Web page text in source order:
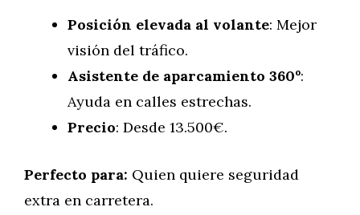
Posición elevada al volante: Mejor
visión del tráfico.
Asistente de aparcamiento 360º:
Ayuda en calles estrechas.
Precio: Desde 13.500€.
Perfecto para: Quien quiere seguridad
extra en carretera.